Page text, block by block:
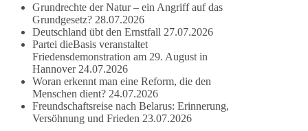
#dieBasis #Landtagswahl #SachsenAnhalt
#DeineStimmezählt #jetztunterstützen
58 6 14 Auf Facebook ansehen
DieBasis
2 Tage(n) zuvor
Grundrechte der Natur – ein Angriff auf das
Grundgesetz? 28.07.2026
Deutschland übt den Ernstfall 27.07.2026
Partei dieBasis veranstaltet
Friedensdemonstration am 29. August in
Hannover 24.07.2026
Woran erkennt man eine Reform, die den
Menschen dient? 24.07.2026
Freundschaftsreise nach Belarus: Erinnerung,
Versöhnung und Frieden 23.07.2026